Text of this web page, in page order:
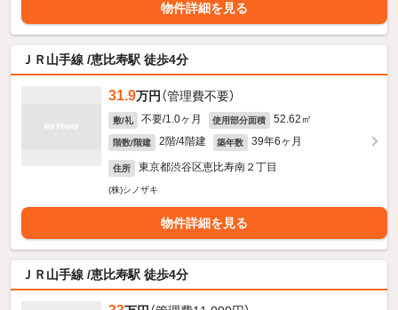
物件詳細を見る
ＪＲ山手線 /恵比寿駅 徒歩4分
31.9万円 （管理費不要）
敷/礼 不要/1.0ヶ月 使用部分面積 52.62㎡
階数/階建 2階/4階建 築年数 39年6ヶ月
住所 東京都渋谷区恵比寿南２丁目
(株)シノザキ
物件詳細を見る
ＪＲ山手線 /恵比寿駅 徒歩4分